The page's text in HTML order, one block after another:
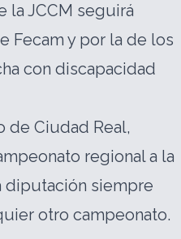
la JCCM seguirá
Fecam y por la de los
con discapacidad
de Ciudad Real,
regional a la
diputación siempre
otro campeonato.